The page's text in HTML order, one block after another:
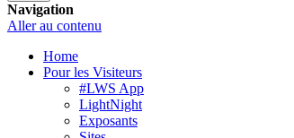
Navigation
Aller au contenu
Home
Pour les Visiteurs
#LWS App
LightNight
Exposants